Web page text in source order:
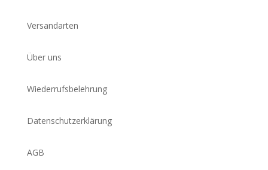
Versandarten
Über uns
Wiederrufsbelehrung
Datenschutzerklärung
AGB